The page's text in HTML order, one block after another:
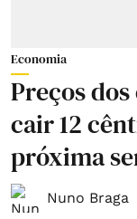
Economia
Preços
cair 12
próxima
Nuno Braga